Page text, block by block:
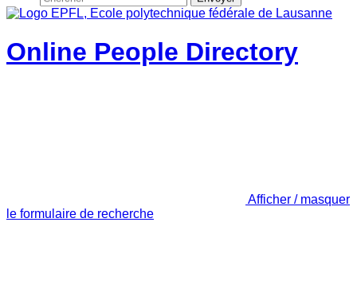
Online People Directory
Afficher / masquer
le formulaire de recherche